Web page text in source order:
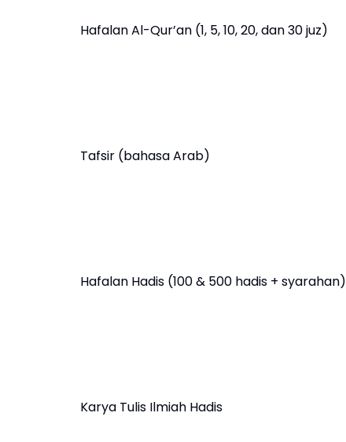
Hafalan Al-Qur’an (1, 5, 10, 20, dan 30 juz)
Tafsir (bahasa Arab)
Hafalan Hadis (100 & 500 hadis + syarahan)
Karya Tulis Ilmiah Hadis